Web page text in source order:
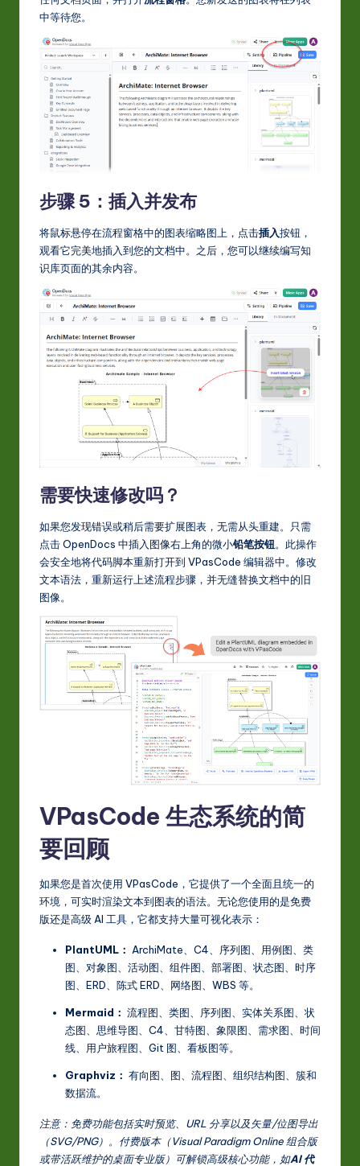
中等待您。
步骤 5：插入并发布
将鼠标悬停在流程窗格中的图表缩略图上，点击插入按钮，
观看它完美地插入到您的文档中。之后，您可以继续编写知
识库页面的其余内容。
需要快速修改吗？
如果您发现错误或稍后需要扩展图表，无需从头重建。只需
点击 OpenDocs 中插入图像右上角的微小铅笔按钮。此操作
会安全地将代码脚本重新打开到 VPasCode 编辑器中。修改
文本语法，重新运行上述流程步骤，并无缝替换文档中的旧
图像。
VPasCode 生态系统的简
要回顾
如果您是首次使用 VPasCode，它提供了一个全面且统一的
环境，可实时渲染文本到图表的语法。无论您使用的是免费
版还是高级 AI 工具，它都支持大量可视化表示：
PlantUML： ArchiMate、C4、序列图、用例图、类
图、对象图、活动图、组件图、部署图、状态图、时序
图、ERD、陈式 ERD、网络图、WBS 等。
Mermaid： 流程图、类图、序列图、实体关系图、状
态图、思维导图、C4、甘特图、象限图、需求图、时间
线、用户旅程图、Git 图、看板图等。
Graphviz： 有向图、图、流程图、组织结构图、簇和
数据流。
注意：免费功能包括实时预览、URL 分享以及矢量/位图导出
（SVG/PNG）。付费版本（Visual Paradigm Online 组合版
或带活跃维护的桌面专业版）可解锁高级核心功能，如AI 代